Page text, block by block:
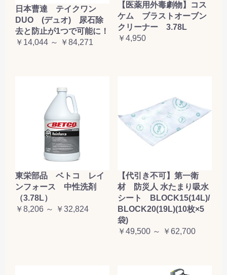
日本曹達 テイクワン
DUO (デュオ) 尿石除
去と防止が1つで可能に！
￥14,044 ～ ￥84,271
【医薬用外毒劇物】コス
ケム ブラストオーブン
クリーナー 3.78L
￥4,950
東栄部品 ベトコ レイ
ンフォース 中性洗剤
（3.78L）
￥8,206 ～ ￥32,824
【代引き不可】第一衛
材 防災人 水たまり吸水
シート BLOCK15(14L)/
BLOCK20(19L)(10枚×5
袋)
￥49,500 ～ ￥62,700